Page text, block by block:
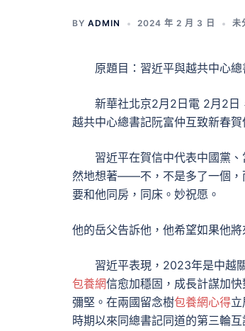
BY ADMIN 2024 年 2 月 3 日 未
原題目：習近平與越共中心
新華社北京2月2日電 2月2日
越共中心總書記阮富仲互致新春賀
習近平在賀信中代表中國黨
然地想著——不，不是多了一個，
要和他同房，同床。妙祝愿。
他的岳父告訴他，他希望如果他
習近平表現，2023年是中越
包養網信愈加穩固，成長計謀加
彌堅。在兩國留念樹包養網心得
時期以來同總書記同道的第三輪
覽